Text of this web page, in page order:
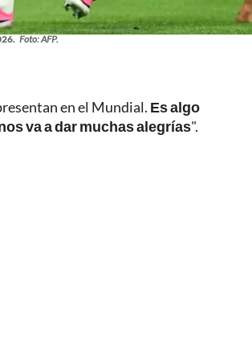
Foto: AFP.
en el Mundial. Es algo
va a dar muchas alegrías".